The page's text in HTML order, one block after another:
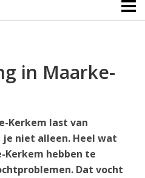
in Maarke-
Kerkem last van
je niet alleen. Heel wat
hebben te
Dat vocht